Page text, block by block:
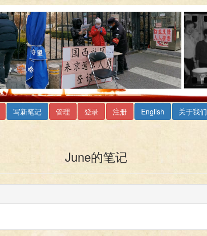
写新笔记 管理 登录 注册 English 关于我们
June的笔记